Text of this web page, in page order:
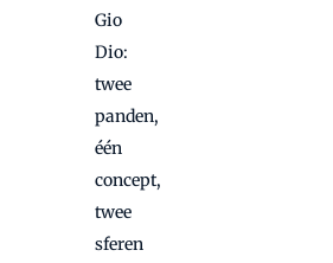
Gio
Dio:
twee
panden,
één
concept,
twee
sferen